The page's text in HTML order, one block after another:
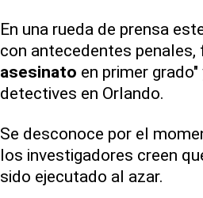
En una rueda de prensa
con antecedentes
asesinato en primer
detectives en Orlando.
Se desconoce por el
los investigadores creen
sido ejecutado al azar.